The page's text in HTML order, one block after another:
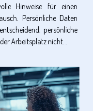
Hinweise für einen
Persönliche Daten
persönliche
Arbeitsplatz nicht...